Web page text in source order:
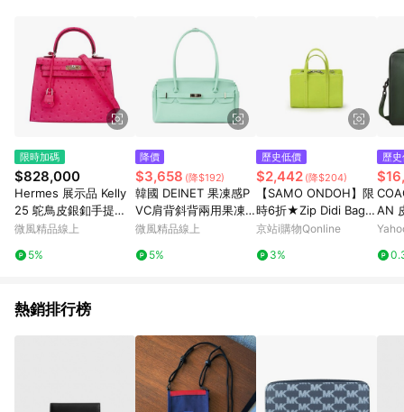
限時加碼
$828,000
Hermes 展示品 Kelly
25 鴕鳥皮銀釦手提肩
背包
微風精品線上
5%
降價
$3,658 (降$192)
韓國 DEINET 果凍感P
VC肩背斜背兩用果凍
包 薄荷綠MINT
微風精品線上
5%
歷史低價
$2,442 (降$204)
【SAMO ONDOH】限
時6折★Zip Didi Bag
Mini - nappa neon gr
京站i購物Qonline
3%
歷
AN
綠-
熱銷排行榜